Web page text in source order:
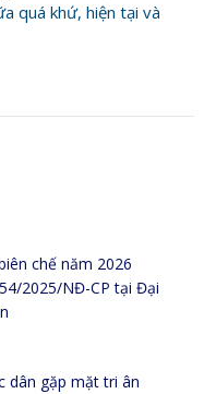
quá khứ, hiện tại và
chế năm 2026
2025/NĐ-CP tại Đại
dân gặp mặt tri ân